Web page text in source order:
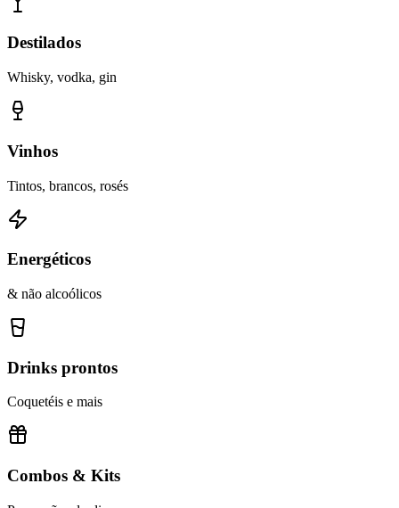
Destilados
Whisky, vodka, gin
Vinhos
Tintos, brancos, rosés
Energéticos
& não alcoólicos
Drinks prontos
Coquetéis e mais
Combos & Kits